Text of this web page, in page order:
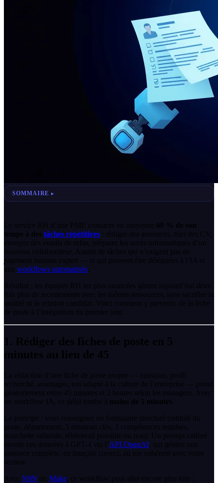
SOMMAIRE
Le service RH d’une PME consacre en moyenne 60 % de son
temps à des tâches répétitives : rédiger des annonces, trier des CV,
envoyer des emails de refus, préparer les accès informatiques d’un
nouveau collaborateur. Autant de tâches qui n’exigent pas de
jugement humain expert — et qui peuvent être déléguées à l’IA et
aux workflows automatisés
Résultat : les équipes RH les plus avancées gèrent aujourd’hui deux
fois plus de recrutements avec les mêmes ressources, sans sacrifier la
qualité ni la relation candidat. Voici comment y parvenir, de la fiche
de poste à l’intégration du premier jour.
1. Rédiger des fiches de poste en 5
minutes au lieu de 45
La rédaction d’une fiche de poste propre — missions, profil
recherché, avantages, ton adapté à la culture de l’entreprise — prend
généralement entre 45 minutes et 2 heures selon les managers. Avec
un workflow IA, ce délai tombe à moins de 5 minutes
Le principe : vous renseignez un formulaire structuré (intitulé du
poste, département, 5 missions clés, 3 compétences requises,
fourchette salariale, télétravail possible ou non). Un prompt calibré
envoie ces données à GPT-4 via l’API OpenAI , qui génère une
annonce complète, en français correct, au ton cohérent avec votre
secteur.
Avec N8N ou Make , ce workflow peut aller encore plus loin :